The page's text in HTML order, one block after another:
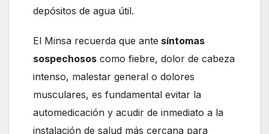
depósitos de agua útil.
El Minsa recuerda que ante síntomas
sospechosos como fiebre, dolor de cabeza
intenso, malestar general o dolores
musculares, es fundamental evitar la
automedicación y acudir de inmediato a la
instalación de salud más cercana para